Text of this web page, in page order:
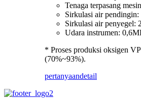
Tenaga terpasang
Sirkulasi air pendingin:
Sirkulasi air penyegel:
Udara instrumen:
* Proses produksi oksigen
(70%~93%).
pertanyaandetail